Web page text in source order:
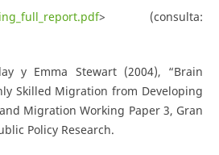
> (consulta:
y Emma Stewart (2004), “Brain
Skilled Migration from Developing
Migration Working Paper 3, Gran
Policy Research.